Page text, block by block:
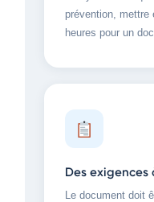
prévention, mettre
heures pour un
Des exigences
Le document doit